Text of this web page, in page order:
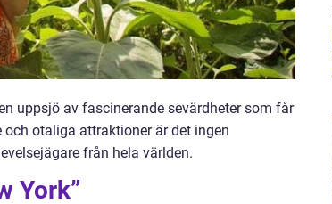
uppsjö av fascinerande sevärdheter som får
otaliga attraktioner är det ingen
från hela världen.
York”